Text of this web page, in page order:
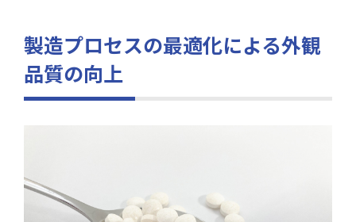
製造プロセスの最適化による外観
品質の向上